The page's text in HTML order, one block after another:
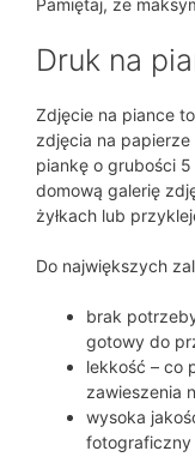
Pamiętaj, że
Druk na
Zdjęcie na piance
zdjęcia na
piankę o grubości
domową galerię
żyłkach lub
Do największych
brak
gotowy do
lekkość – co
zawieszenia
wysoka
fotograficzny